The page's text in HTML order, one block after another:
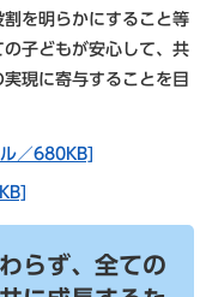
を明らかにすること等
子どもが安心して、共
現に寄与することを目
／680KB]
らず、全ての